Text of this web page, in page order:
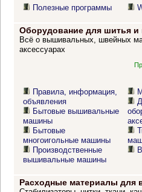
Полезные программы
Оборудование для шитья
Всё о вышивальных, швейных
аксессуарах
Правила, информация,
объявления
Бытовые вышивальные
машины
Бытовые
многоигольные машины
Производственные
вышивальные машины
Расходные материалы для